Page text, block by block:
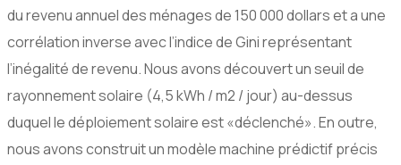
du revenu annuel des ménages de 150 000 dollars et a une
corrélation inverse avec l’indice de Gini représentant
l’inégalité de revenu. Nous avons découvert un seuil de
rayonnement solaire (4,5 kWh / m2 / jour) au-dessus
duquel le déploiement solaire est «déclenché». En outre,
nous avons construit un modèle machine prédictif précis